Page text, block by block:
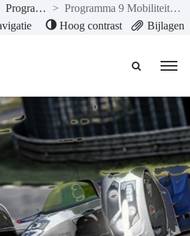
Programma’s >
Programma 9 Mobiliteitsontwikkeling
Hoog contrast Bijlagen